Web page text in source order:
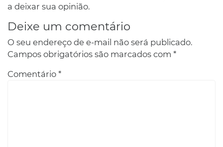
a deixar sua opinião.
Deixe um comentário
O seu endereço de e-mail não será publicado.
Campos obrigatórios são marcados com *
Comentário *